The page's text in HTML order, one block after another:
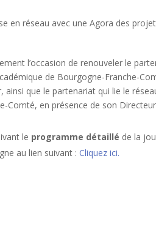
en réseau avec une Agora des
l’occasion de renouveler le
de Bourgogne-Franche-
ainsi que le partenariat qui lie le
Comté, en présence de son
le programme détaillé de la
au lien suivant : Cliquez ici.